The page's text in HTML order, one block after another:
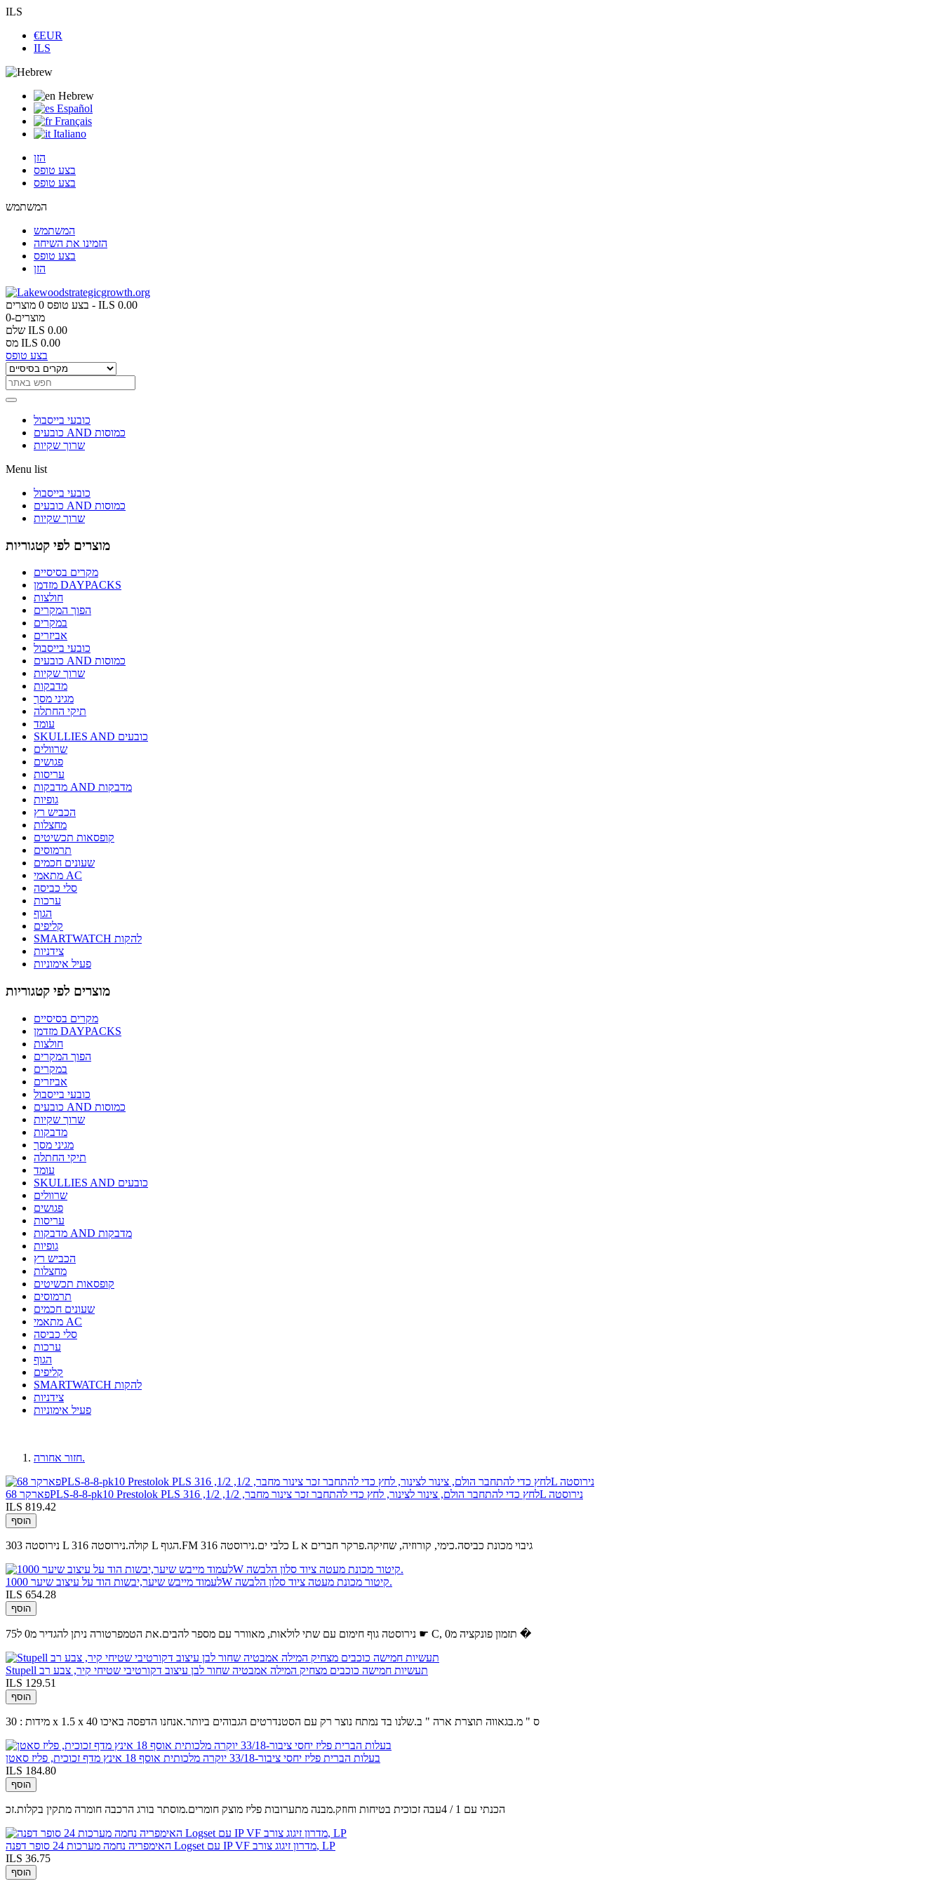
ILS
€EUR
ILS
Hebrew
Español
Français
Italiano
הזן
בצע טופס
בצע טופס
המשתמש
המשתמש
הזמינו את השיחה
בצע טופס
הזן
בצע טופס 0 מוצרים - ILS 0.00
0-מוצרים
שלם ILS 0.00
מס ILS 0.00
בצע טופס
כובעי בייסבול
כובעים AND כמוסות
שרוך שקיות
Menu list
כובעי בייסבול
כובעים AND כמוסות
שרוך שקיות
מוצרים לפי קטגוריות
מקרים בסיסיים
מזדמן DAYPACKS
חולצות
הפוך המקרים
במקרים
אביזרים
כובעי בייסבול
כובעים AND כמוסות
שרוך שקיות
מדבקות
מגיני מסך
תיקי החתלה
עומד
SKULLIES AND כובעים
שרוולים
פגושים
עריסות
מדבקות AND מדבקות
גופיות
הכביש רץ
מחצלות
קופסאות תכשיטים
תרמוסים
שעונים חכמים
מתאמי AC
סלי כביסה
ערכות
הגוף
קליפים
SMARTWATCH להקות
צידניות
פעיל אימוניות
מוצרים לפי קטגוריות
מקרים בסיסיים
מזדמן DAYPACKS
חולצות
הפוך המקרים
במקרים
אביזרים
כובעי בייסבול
כובעים AND כמוסות
שרוך שקיות
מדבקות
מגיני מסך
תיקי החתלה
עומד
SKULLIES AND כובעים
שרוולים
פגושים
עריסות
מדבקות AND מדבקות
גופיות
הכביש רץ
מחצלות
קופסאות תכשיטים
תרמוסים
שעונים חכמים
מתאמי AC
סלי כביסה
ערכות
הגוף
קליפים
SMARTWATCH להקות
צידניות
פעיל אימוניות
חזור אחורה.
פארקר 68PLS-8-8-pk10 Prestolok PLS לחץ כדי להתחבר הולם, צינור לצינור, לחץ כדי להתחבר זכר צינור מחבר, 1/2, 1/2, 316L נירוסטה
ILS 819.42
הוסף
נירוסטה 303 L קולה.נירוסטה 316 L הגוף.FM כלבי ים.נירוסטה 316 L גיבוי מכונת כביסה.כימי, קורוזיה, שחיקה.פרקר חברים א
לעמוד מייבש שיער,יבשות הוד על עיצוב שיער 1000W קיטור מכונת מעטה ציוד סלון הלבשה.
ILS 654.28
הוסף
נירוסטה גוף חימום עם שתי לולאות, מאוורר עם מספר להבים.את הטמפרטורה ניתן להגדיר מ0 ל75 ☛ C, תזמון פונקציה מ0 �
Stupell תעשיות חמישה כוכבים מצחיק המילה אמבטיה שחור לבן עיצוב דקורטיבי שטיחי קיר, צבע רב
ILS 129.51
הוסף
מידות : 30 x 1.5 x 40 ס " מ.בגאווה תוצרת ארה " ב.שלנו בד נמתח נוצר רק עם הסטנדרטים הגבוהים ביותר.אנחנו הדפסה באיכו
בעלות הברית פליז יחסי ציבור-33/18 יוקרה מלכותית אוסף 18 אינץ מדף זכוכית, פליז סאטן
ILS 184.80
הוסף
הכנתי עם 1 / 4עבה זכוכית בטיחות וחוזק.מבנה מתערובות פליז מוצק חומרים.מוסתר בורג הרכבה חומרה מתקין בקלות.זכ
האימפריה נחמה מערכות 24 סופר דפנה Logset עם IP VF מדרון זיגוג צורב, LP
ILS 36.75
הוסף